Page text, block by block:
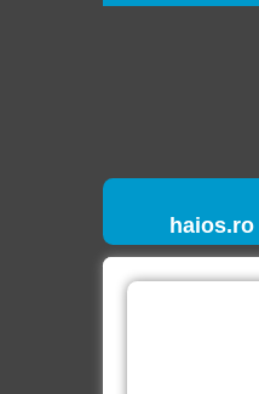
haios.ro